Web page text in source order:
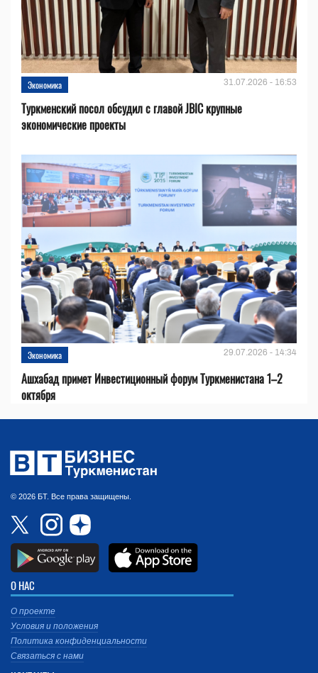
Экономика 31.07.2026 - 16:53
Туркменский посол обсудил с главой JBIC крупные
экономические проекты
Экономика 29.07.2026 - 14:34
Ашхабад примет Инвестиционный форум Туркменистана 1–2
октября
© 2026 БТ. Все права защищены.
О НАС
О проекте
Условия и положения
Политика конфиденциальности
Связаться с нами